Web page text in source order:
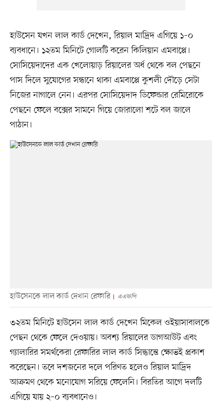
হাউসেন যখন লাল কার্ড দেখেন, রিয়াল মাদ্রিদ এগিয়ে ১–০
ব্যবধানে। ১২তম মিনিটে গোলটি করেন কিলিয়ান এমবাপ্পে।
সোসিয়েদাদের এক খেলোয়াড় রিয়ালের অর্ধ থেকে বল পেছনে
পাস দিলে সুযোগের সন্ধানে থাকা এমবাপ্পে কুশলী দৌড়ে সেটা
নিজের নাগালে নেন। এরপর সোসিয়েদাদ ডিফেন্ডার রেমিরোকে
পেছনে ফেলে বক্সের সামনে গিয়ে জোরালো শটে বল জালে
পাঠান।
হাউসেনকে লাল কার্ড দেখান রেফারি এএফপি
৩২তম মিনিটে হাউসেন লাল কার্ড দেখেন মিকেল ওইয়াসাবালকে
পেছন থেকে ফেলে দেওয়ায়। অবশ্য রিয়ালের ডাগআউট এবং
গ্যালারির সমর্থকেরা রেফারির লাল কার্ড সিদ্ধান্তে ক্ষোভই প্রকাশ
করেছেন। তবে দশজনের দলে পরিণত হলেও রিয়াল মাদ্রিদ
আক্রমণ থেকে মনোযোগ সরিয়ে ফেলেনি। বিরতির আগে দলটি
এগিয়ে যায় ২–০ ব্যবধানেও।